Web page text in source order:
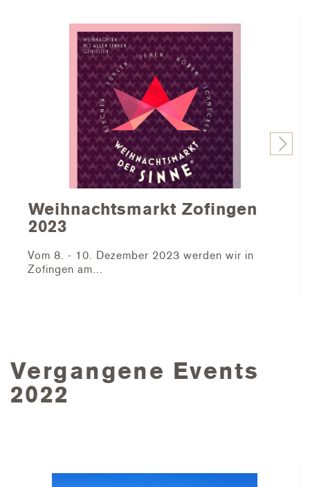
Weihnachtsmarkt Zofingen
2023
Vom 8. - 10. Dezember 2023 werden wir in
Zofingen am...
Vergangene Events
2022